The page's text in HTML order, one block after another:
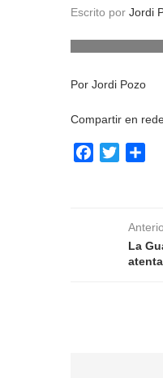
Escrito por Jordi
Por Jordi Pozo
Compartir en
Facebook
Twitter
La